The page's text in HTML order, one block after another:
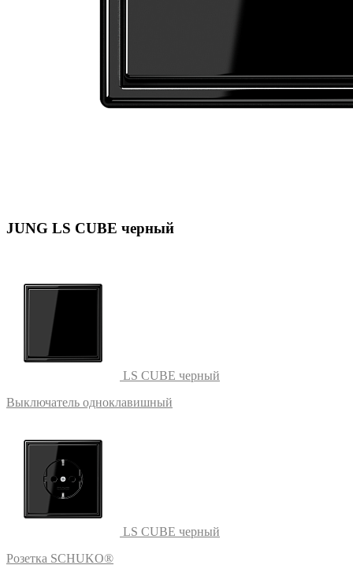
JUNG LS CUBE черный
LS CUBE черный
Выключатель одноклавишный
LS CUBE черный
Розетка SCHUKO®